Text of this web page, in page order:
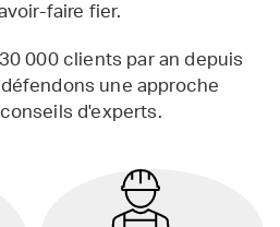
faire fier.
000 clients par an depuis
une approche
d'experts.